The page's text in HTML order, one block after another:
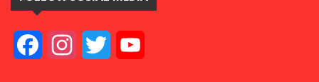
FacebookInstagramTwitter